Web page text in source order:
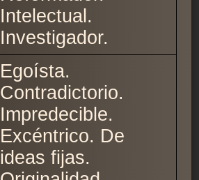
Intelectual.
Investigador.
Egoísta.
Contradictorio.
Impredecible.
Excéntrico. De
ideas fijas.